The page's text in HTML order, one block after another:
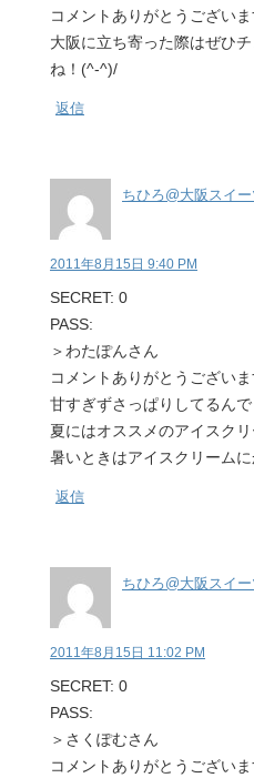
コメントありがとうございま
大阪に立ち寄った際はぜひ
ね！(^-^)/
返信
ちひろ@大阪スイ
2011年8月15日 9:40 PM
SECRET: 0
PASS:
＞わたぽんさん
コメントありがとうございま
甘すぎずさっぱりしてるんで
夏にはオススメのアイスクリ
暑いときはアイスクリーム
返信
ちひろ@大阪スイ
2011年8月15日 11:02 PM
SECRET: 0
PASS:
＞さくぽむさん
コメントありがとうございま